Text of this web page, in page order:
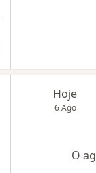
Hoje
6 Ago
O